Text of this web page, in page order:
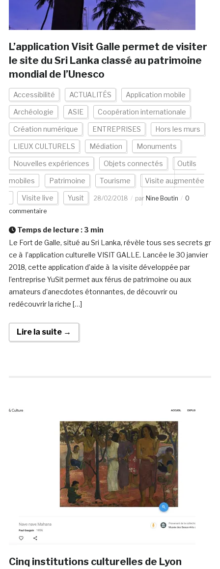
L’application Visit Galle permet de visiter
le site du Sri Lanka classé au patrimoine
mondial de l’Unesco
Accessibilité ACTUALITÉS Application mobile
Archéologie ASIE Coopération internationale
Création numérique ENTREPRISES Hors les murs
LIEUX CULTURELS Médiation Monuments
Nouvelles expériences Objets connectés Outils
mobiles Patrimoine Tourisme Visite augmentée
Visite live Yusit 28/02/2018 par Nine Boutin
0
commentaire
Temps de lecture : 3 min
Le Fort de Galle, situé au Sri Lanka, révèle tous ses secrets gr
ce à l’application culturelle VISIT GALLE. Lancée le 30 janvier
2018, cette application d’aide à la visite développée par
l’entreprise YuSit permet aux férus de patrimoine ou aux
amateurs d’anecdotes étonnantes, de découvrir ou
redécouvrir la riche […]
Lire la suite →
Cinq institutions culturelles de Lyon